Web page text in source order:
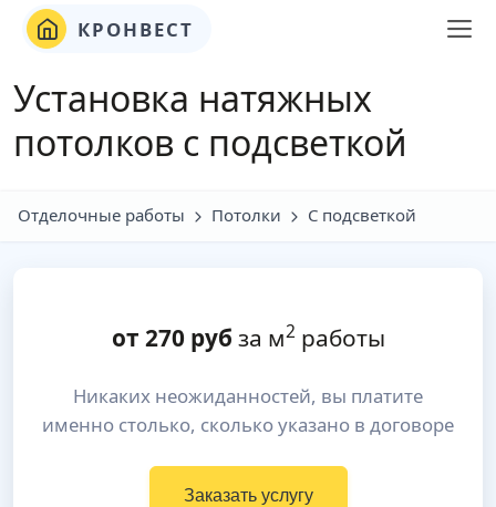
КРОНВЕСТ
Установка натяжных
потолков с подсветкой
Отделочные работы Потолки С подсветкой
от 270руб за м2работы
Никаких неожиданностей, вы платите
именно столько, сколько указано в договоре
Заказать услугу